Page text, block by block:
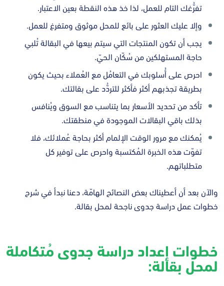
تفرُّغك التام للعمل، لذا خذ هذه النقطة بعين الاعتبار.
وإلا عليك العثور على بائع للمحل موثوق ومتفرغ للعمل.
يجب أن تكون المنتجات التي سيتم بيعها في البقالة تُلبي
حاجة المستهلكين من سُكّان الحيّ.
احرص على أُسلوبك في التعامُل مع العُملاء بحيث يكون
بطريقة تجذبهم أكثر فأكثر للتردُّد على بقالتك.
تأكد من تحديد الأسعار بما يتناسب مع السوق ويُنافس
بذلك باقي البقالات الموجودة في منطقتك.
يُمكنك مع مرور الوقت الإلمام أكثر بحاجة عُملائك، فلا
تفوّت هذه الخبرة المُكتسبة واحرص على توفير كل
متطلباتهم.
والآن بعد أن أعطيناك بعض النصائح الهامّة، دعنا نبدأ في شرح
خطوات عمل دراسة جدوى ناجحة لمحل بقالة.
خطوات إعداد دراسة جدوى مُتكاملة
لمحل بقالة: